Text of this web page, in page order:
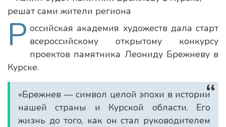
Р оссийская академия художеств дала старт
всероссийскому открытому конкурсу
проектов памятника Леониду Брежневу в
Курске.
«Брежнев — символ целой эпохи в истории
нашей страны и Курской области. Его
жизнь до того, как он стал руководителем